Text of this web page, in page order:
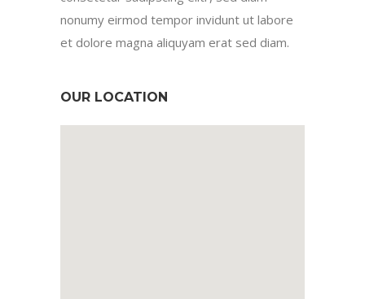
nonumy eirmod tempor invidunt ut labore
et dolore magna aliquyam erat sed diam.
OUR LOCATION